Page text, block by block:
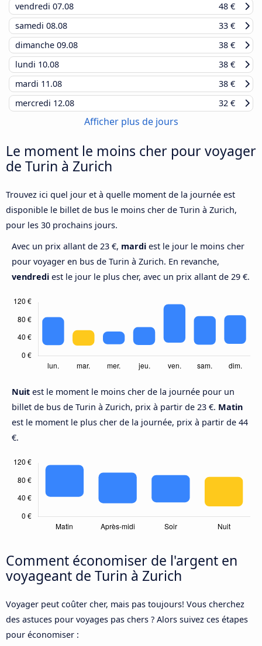
vendredi 07.08
48 €
samedi 08.08
33 €
dimanche 09.08
38 €
lundi 10.08
38 €
mardi 11.08
38 €
mercredi 12.08 32 €
Afficher plus de jours
Le moment le moins cher pour voyager
de Turin à Zurich
Trouvez ici quel jour et à quelle moment de la journée est
disponible le billet de bus le moins cher de Turin à Zurich,
pour les 30 prochains jours.
Avec un prix allant de 23 €, mardi est le jour le moins cher
pour voyager en bus de Turin à Zurich. En revanche,
vendredi est le jour le plus cher, avec un prix allant de 29 €.
Nuit est le moment le moins cher de la journée pour un
billet de bus de Turin à Zurich, prix à partir de 23 €. Matin
est le moment le plus cher de la journée, prix à partir de 44
€.
Comment économiser de l'argent en
voyageant de Turin à Zurich
Voyager peut coûter cher, mais pas toujours! Vous cherchez
des astuces pour voyages pas chers ? Alors suivez ces étapes
pour économiser :